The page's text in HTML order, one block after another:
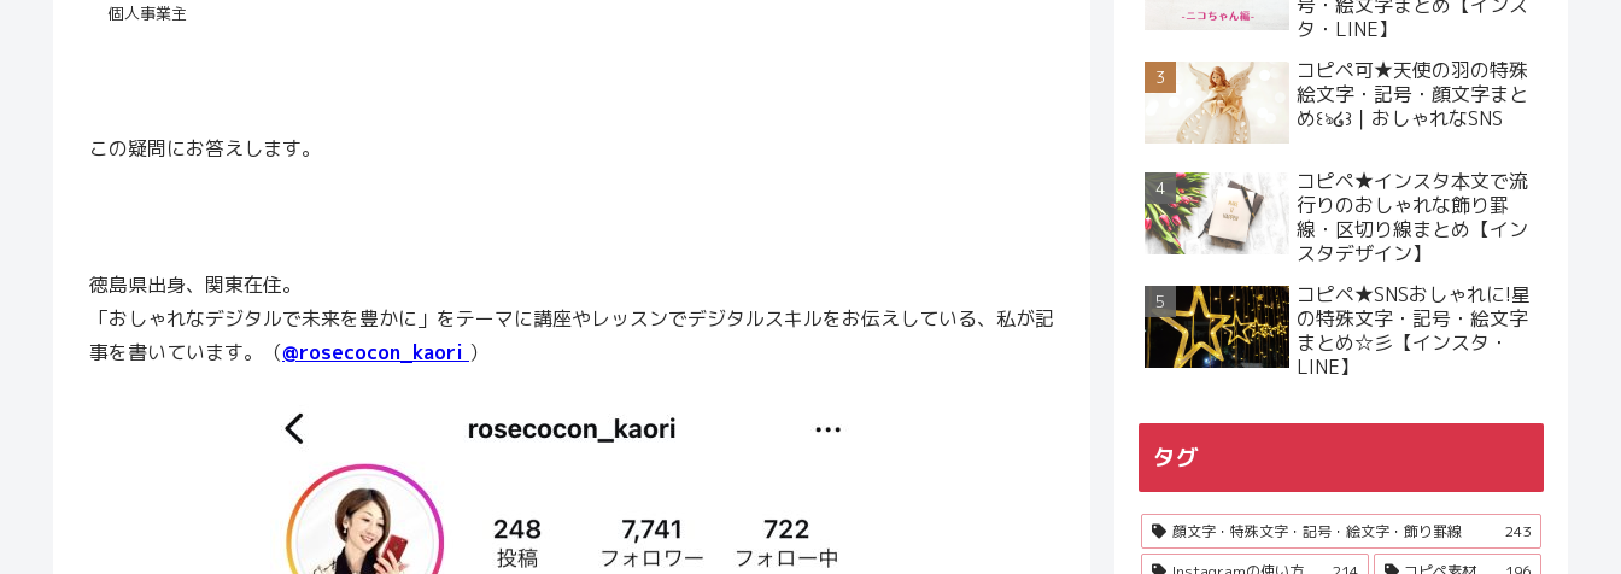
個人事業主
この疑問にお答えします。
徳島県出身、関東在住。
「おしゃれなデジタルで未来を豊かに」をテーマに講座やレッスンでデジタルスキルをお伝えしている、私が記
事を書いています。（@rosecocon_kaori ）
タ・LINE】
コピペ可★天使の羽の特殊
絵文字・記号・顔文字まと
め꒰ঌ໒꒱｜おしゃれなSNS
コピペ★インスタ本文で流
行りのおしゃれな飾り罫
線・区切り線まとめ【イン
スタデザイン】
コピペ★SNSおしゃれに!星
の特殊文字・記号・絵文字
まとめ☆彡【インスタ・
LINE】
タグ
顔文字・特殊文字・記号・絵文字・飾り罫線
243